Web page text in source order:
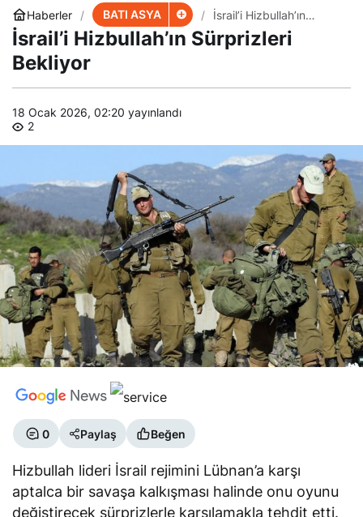
Haberler BATI ASYA
İsrail’i Hizbullah’ın
Sürprizleri Bekliyor
İsrail’i Hizbullah’ın Sürprizleri
Bekliyor
18 Ocak 2026, 02:20 yayınlandı
2
0 Paylaş Beğen
Hizbullah lideri İsrail rejimini Lübnan’a karşı
aptalca bir savaşa kalkışması halinde onu oyunu
değiştirecek sürprizlerle karşılamakla tehdit etti.